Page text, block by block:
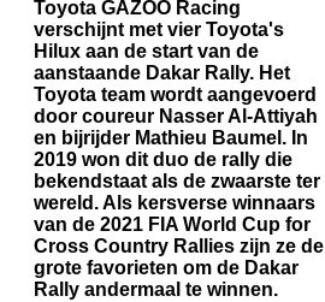
Toyota GAZOO Racing
verschijnt met vier Toyota's
Hilux aan de start van de
aanstaande Dakar Rally. Het
Toyota team wordt aangevoerd
door coureur Nasser Al-Attiyah
en bijrijder Mathieu Baumel. In
2019 won dit duo de rally die
bekendstaat als de zwaarste ter
wereld. Als kersverse winnaars
van de 2021 FIA World Cup for
Cross Country Rallies zijn ze de
grote favorieten om de Dakar
Rally andermaal te winnen.